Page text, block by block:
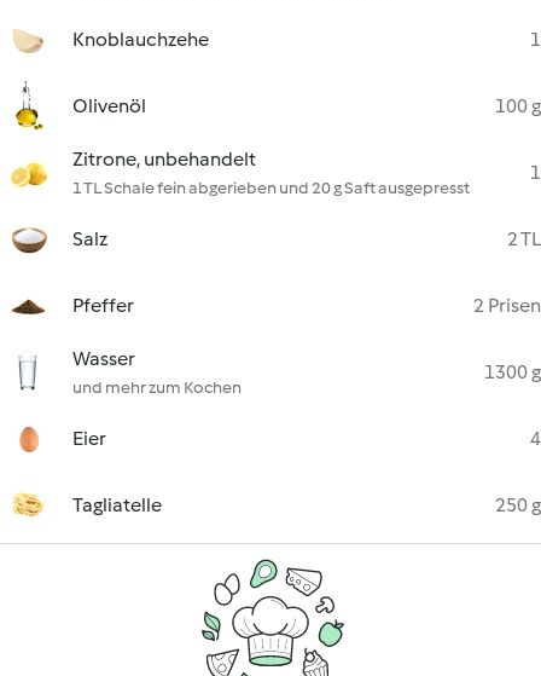
Knoblauchzehe 1
Olivenöl 100 g
Zitrone, unbehandelt
1 TL Schale fein abgerieben und 20 g Saft ausgepresst
1
Salz 2 TL
Pfeffer 2 Prisen
Wasser
und mehr zum Kochen
1300 g
Eier 4
Tagliatelle 250 g